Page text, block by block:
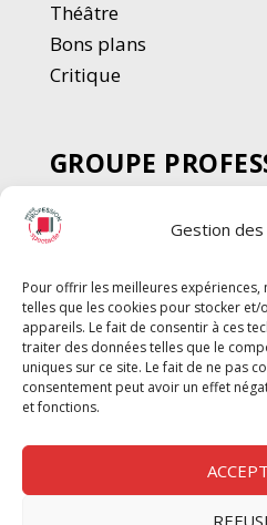
Gestion des
Pour offrir les meilleures
telles que les cookies pour stocker
appareils. Le fait de consentir à ces
traiter des données telles que le
uniques sur ce site. Le fait de ne pas
consentement peut avoir un effet
et fonctions.
Théâtre
Bons plans
Critique
GROUPE
SPECTACLE
Chèque Intermittents
Chèque Compta
Chèque Emploi
G-Pods
Profession Audio-visuel